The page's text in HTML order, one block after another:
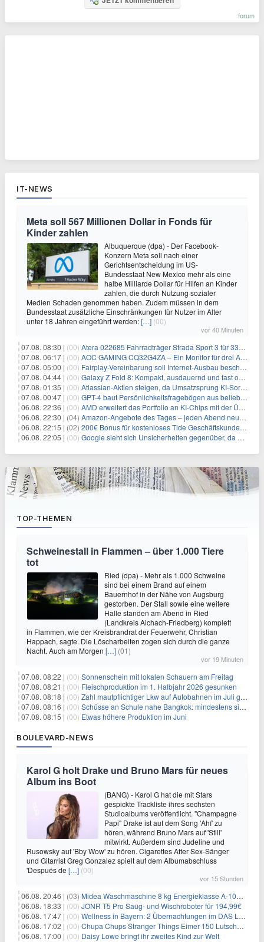
forum
IT-NEWS
Meta soll 567 Millionen Dollar in Fonds für
Kinder zahlen
Albuquerque (dpa) - Der Facebook-
Konzern Meta soll nach einer
Gerichtsentscheidung im US-
Bundesstaat New Mexico mehr als eine
halbe Milliarde Dollar für Hilfen an Kinder
zahlen, die durch Nutzung sozialer
Medien Schaden genommen haben. Zudem müssen in dem
Bundesstaat zusätzliche Einschränkungen für Nutzer im Alter
unter 18 Jahren eingeführt werden:[…] (00)
vor 40 Minuten
07.08. 08:30 | (00) Atera 022685 Fahrradträger Strada Sport 3 für 337,48€
07.08. 06:17 | (00) AOC GAMING CQ32G4ZA – Ein Monitor für drei Arten von Spielen
07.08. 05:00 | (00) Fairplay-Vereinbarung soll Internet-Ausbau beschleunigen
07.08. 04:44 | (00) Galaxy Z Fold 8: Kompakt, ausdauernd und fast ohne Falte
07.08. 01:35 | (00) Atlassian-Aktien steigen, da Umsatzsprung KI-Sorgen dämpft
07.08. 00:47 | (00) GPT-4 baut Persönlichkeitsfragebögen aus beliebigen Texten und sagt Antworten voraus
06.08. 22:36 | (00) AMD erweitert das Portfolio an KI-Chips mit der Übernahme von Taalas
06.08. 22:30 | (04) Amazon-Angebote des Tages – jeden Abend neue Deals zum Stöbern
06.08. 22:15 | (02) 200€ Bonus für kostenloses Tide Geschäftskundenkonto
06.08. 22:05 | (00) Google sieht sich Unsicherheiten gegenüber, da AI-Pionier Jeff Dean seinen Abschied ankündigt
TOP-THEMEN
Schweinestall in Flammen – über 1.000 Tiere
tot
Ried (dpa) - Mehr als 1.000 Schweine
sind bei einem Brand auf einem
Bauernhof in der Nähe von Augsburg
gestorben. Der Stall sowie eine weitere
Halle standen am Abend in Ried
(Landkreis Aichach-Friedberg) komplett
in Flammen, wie der Kreisbrandrat der Feuerwehr, Christian
Happach, sagte. Die Löscharbeiten zogen sich durch die ganze
Nacht. Auch am Morgen […] (01)
vor 19 Minuten
07.08. 08:22 | (00) Sonnenschein mit lokalen Schauern am Freitag
07.08. 08:21 | (00) Fleischproduktion im 1. Halbjahr 2026 gesunken
07.08. 08:18 | (00) Zahl mautpflichtiger Lkw auf Autobahnen im Juli gestiegen
07.08. 08:16 | (00) Schüsse an Schule nahe Bangkok: mindestens sieben Tote
07.08. 08:15 | (00) Etwas höhere Produktion im Juni
BOULEVARD-NEWS
Karol G holt Drake und Bruno Mars für neues
Album ins Boot
(BANG) - Karol G hat die mit Stars
gespickte Trackliste ihres sechsten
Studioalbums veröffentlicht. "Champagne
Papi" Drake ist auf dem Song 'Ahí' zu
hören, während Bruno Mars auf 'Still'
mitwirkt. Außerdem sind Judeline und
Rusowsky auf 'Bby Wow' zu hören. Cigarettes After Sex-Sänger
und Gitarrist Greg Gonzalez spielt auf dem Albumabschluss
'Después de […] (00)
vor 15 Stunden
06.08. 20:46 | (03) Midea Waschmaschine 8 kg Energieklasse A-10% 1400 U/Min für 289,97€
06.08. 18:33 | (00) JONR T5 Pro Saug- und Wischroboter für 194,99€
06.08. 17:47 | (00) Wellness in Bayern: 2 Übernachtungen im DAS LUDWIG Sports Resort inkl. HP + Wellness ab 174€ p.P.
06.08. 17:02 | (00) Chupa Chups Stranger Things Eimer 150 Lutscher für 21,95€
06.08. 17:00 | (00) Daisy Lowe bringt ihr zweites Kind zur Welt